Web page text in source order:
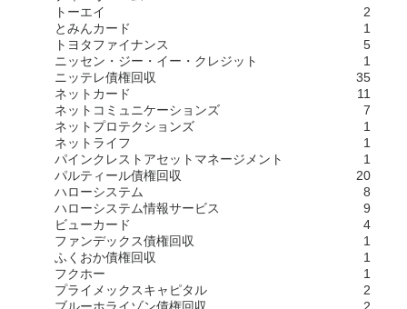
トーエイ
2
とみんカード
1
トヨタファイナンス
5
ニッセン・ジー・イー・クレジット
1
ニッテレ債権回収
35
ネットカード
11
ネットコミュニケーションズ
7
ネットプロテクションズ
1
ネットライフ
1
パインクレストアセットマネージメント
1
パルティール債権回収
20
ハローシステム
8
ハローシステム情報サービス
9
ビューカード
4
ファンデックス債権回収
1
ふくおか債権回収
1
フクホー
1
プライメックスキャピタル
2